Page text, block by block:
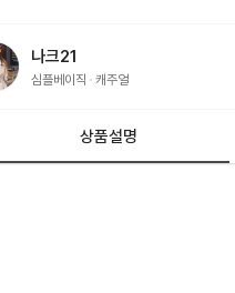
나크21
심플베이직 캐주얼
상품설명